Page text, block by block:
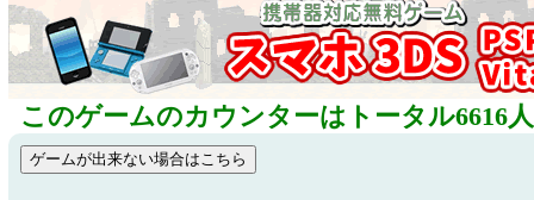
このゲームのカウンターはトータル6616